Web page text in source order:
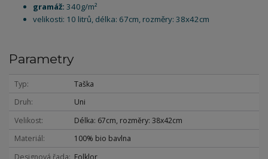
gramáž: 340g/m²
velikosti: 10 litrů, délka: 67cm, rozměry: 38x42cm
Parametry
Typ
Taška
Druh
Uni
Velikost
Délka: 67cm, rozměry: 38x42cm
Materiál
100% bio bavlna
Designová řada
Folklor